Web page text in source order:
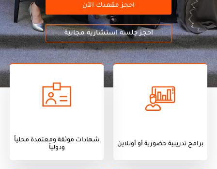
احجز مقعدك الآن
احجز جلسة استشارية مجانية
برامج تدريبية حضورية أو أونلاين
برامج تدريبية حضورية أو أونلاين
شهادات موثقة ومعتمدة محلياً
ودولياً
ودولياً